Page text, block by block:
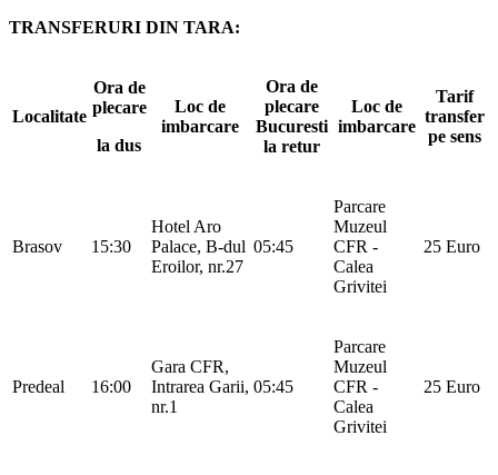
TRANSFERURI DIN TARA:
Localitate
Ora de
plecare
la dus
Loc de
imbarcare
Ora de
plecare
Bucuresti
la retur
Loc de
imbarcare
Tarif
transfer
pe sens
Brasov 15:30
Hotel Aro
Palace, B-dul
Eroilor, nr.27
05:45
Parcare
Muzeul
CFR -
Calea
Grivitei
25 Euro
Predeal 16:00
Gara CFR,
Intrarea Garii,
nr.1
05:45
Parcare
Muzeul
CFR -
Calea
Grivitei
25 Euro